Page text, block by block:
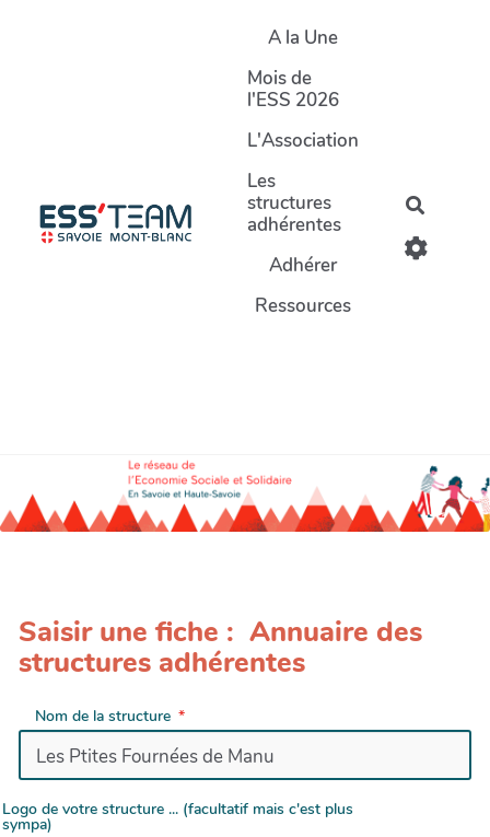
A la Une
Mois de
l'ESS 2026
L'Association
Les
structures
adhérentes
Adhérer
Ressources
Saisir une fiche : Annuaire des
structures adhérentes
Nom de la structure
Logo de votre structure ... (facultatif mais c'est plus
sympa)